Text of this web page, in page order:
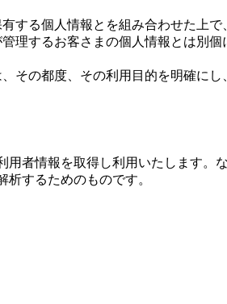
する個人情報とを組み合わせた上
理するお客さまの個人情報とは別
その都度、その利用目的を明確に
者情報を取得し利用いたします
するためのものです。